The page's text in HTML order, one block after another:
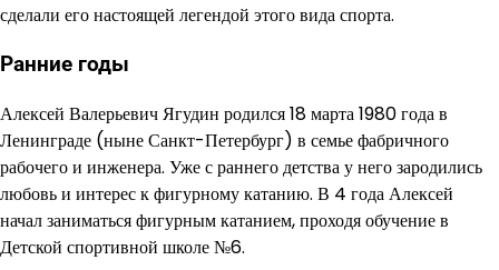
сделали его настоящей легендой этого вида спорта.
Ранние годы
Алексей Валерьевич Ягудин родился 18 марта 1980 года в
Ленинграде (ныне Санкт-Петербург) в семье фабричного
рабочего и инженера. Уже с раннего детства у него зародились
любовь и интерес к фигурному катанию. В 4 года Алексей
начал заниматься фигурным катанием, проходя обучение в
Детской спортивной школе №6.